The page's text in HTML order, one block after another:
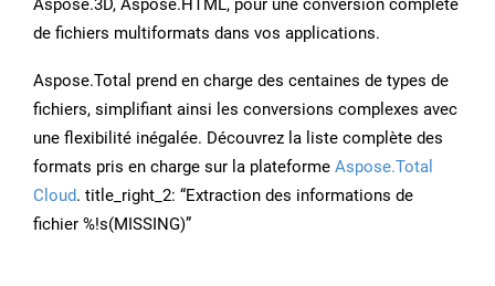
Aspose.3D, Aspose.HTML, pour une conversion complète
de fichiers multiformats dans vos applications.
Aspose.Total prend en charge des centaines de types de
fichiers, simplifiant ainsi les conversions complexes avec
une flexibilité inégalée. Découvrez la liste complète des
formats pris en charge sur la plateforme Aspose.Total
Cloud. title_right_2: “Extraction des informations de
fichier %!s(MISSING)”